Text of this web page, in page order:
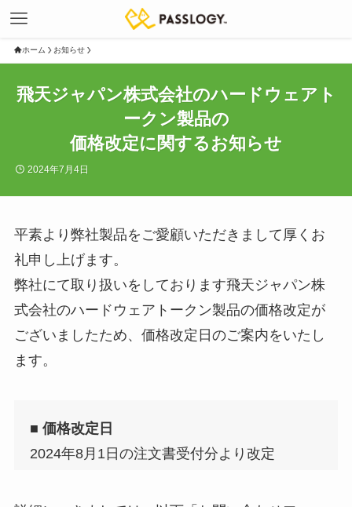
ホーム お知らせ
飛天ジャパン株式会社のハードウェアト
ークン製品の
価格改定に関するお知らせ
2024年7月4日
平素より弊社製品をご愛顧いただきまして厚くお
礼申し上げます。
弊社にて取り扱いをしております飛天ジャパン株
式会社のハードウェアトークン製品の価格改定が
ございましたため、価格改定日のご案内をいたし
ます。
■ 価格改定日
2024年8月1日の注文書受付分より改定